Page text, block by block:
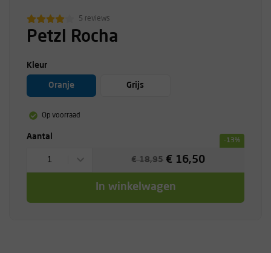
5 reviews
Petzl Rocha
Kleur
Oranje Grijs
Op voorraad
Aantal -13%
1 € 18,95 € 16,50
In winkelwagen